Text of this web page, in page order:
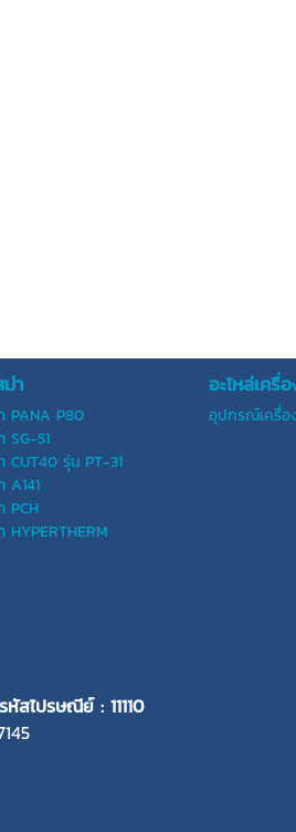
า
PANA P80
SG-51
CUT40 รุ่น PT-31
A141
PCH
อะไหล่เครื่
อุปกรณ์เครื่อ
รหัสไปรษณีย์ : 11110